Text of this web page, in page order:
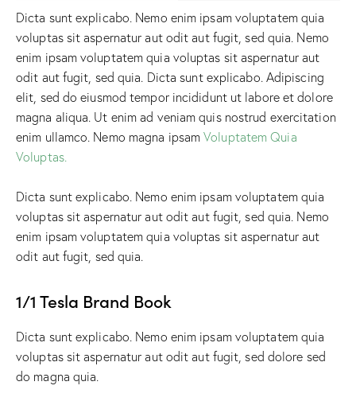
Dicta sunt explicabo. Nemo enim ipsam voluptatem quia
voluptas sit aspernatur aut odit aut fugit, sed quia. Nemo
enim ipsam voluptatem quia voluptas sit aspernatur aut
odit aut fugit, sed quia. Dicta sunt explicabo. Adipiscing
elit, sed do eiusmod tempor incididunt ut labore et dolore
magna aliqua. Ut enim ad veniam quis nostrud exercitation
enim ullamco. Nemo magna ipsamVoluptatem Quia
Voluptas.
Dicta sunt explicabo. Nemo enim ipsam voluptatem quia
voluptas sit aspernatur aut odit aut fugit, sed quia. Nemo
enim ipsam voluptatem quia voluptas sit aspernatur aut
odit aut fugit, sed quia.
1/1 Tesla Brand Book
Dicta sunt explicabo. Nemo enim ipsam voluptatem quia
voluptas sit aspernatur aut odit aut fugit, sed dolore sed
do magna quia.